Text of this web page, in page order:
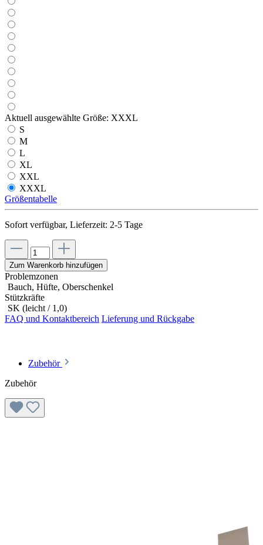
Aktuell ausgewählte Größe: XXXL
S
M
L
XL
XXL
XXXL
Größentabelle
Sofort verfügbar, Lieferzeit: 2-5 Tage
Zum Warenkorb hinzufügen
Problemzonen
Bauch, Hüfte, Oberschenkel
Stützkräfte
SK (leicht / 1,0)
FAQ und Kontaktbereich Lieferung und Rückgabe
Zubehör
Zubehör